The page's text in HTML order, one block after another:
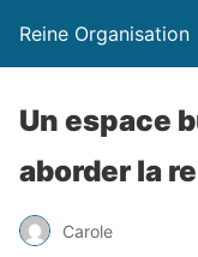
Reine Organisation
Un espace
aborder la
Carole